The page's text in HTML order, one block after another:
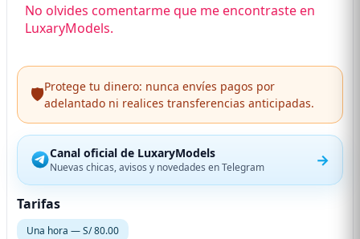
No olvides comentarme que me encontraste en
LuxaryModels.
🛡️Protege tu dinero: nunca envíes pagos por
adelantado ni realices transferencias anticipadas.
Canal oficial de LuxaryModels
Nuevas chicas, avisos y novedades en Telegram →
Tarifas
Una hora — S/ 80.00